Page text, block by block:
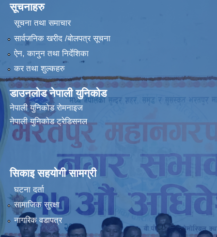
सूचनाहरु
सूचना तथा समाचार
सार्वजनिक खरीद /बोलपत्र सूचना
ऐन, कानुन तथा निर्देशिका
कर तथा शुल्कहरु
डाउनलोड नेपाली युनिकोड
नेपाली युनिकोड रोमनाइज
नेपाली युनिकोड ट्रेडिसनल
सिकाइ सहयोगी सामग्री
घटना दर्ता
सामाजिक सुरक्षा
नागरिक वडापत्र